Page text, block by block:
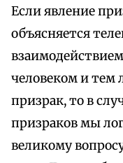
Если явление
объясняется
человеком и тем
призрак, то в
призраков мы
великому